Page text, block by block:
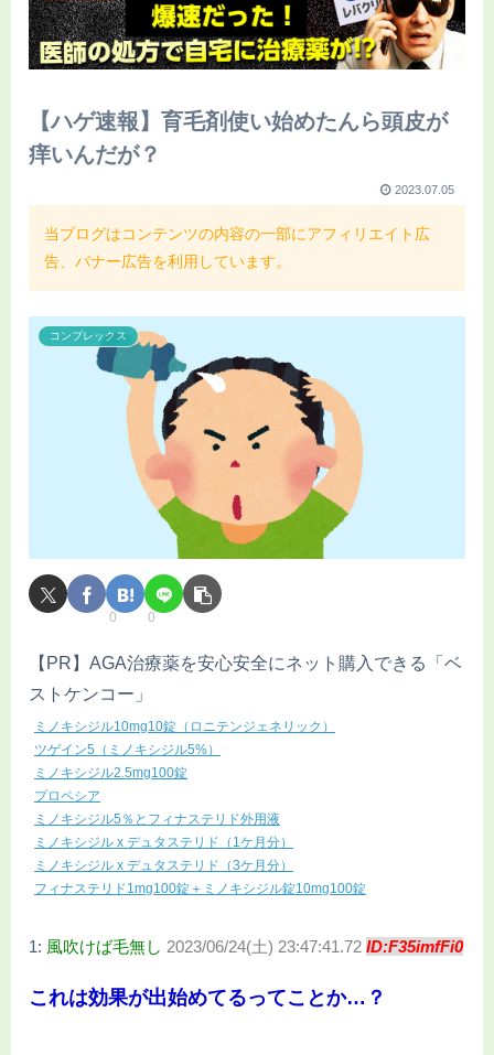
【ハゲ速報】育毛剤使い始めたんら頭皮が
痒いんだが？
2023.07.05
当ブログはコンテンツの内容の一部にアフィリエイト広
告、バナー広告を利用しています。
コンプレックス
0 0
【PR】AGA治療薬を安心安全にネット購入できる「ベ
ストケンコー」
ミノキシジル10mg10錠（ロニテンジェネリック）
ツゲイン5（ミノキシジル5%）
ミノキシジル2.5mg100錠
プロペシア
ミノキシジル5％とフィナステリド外用液
ミノキシジル x デュタステリド（1ケ月分）
ミノキシジル x デュタステリド（3ケ月分）
フィナステリド1mg100錠＋ミノキシジル錠10mg100錠
1: 風吹けば毛無し 2023/06/24(土) 23:47:41.72 ID:F35imfFi0
これは効果が出始めてるってことか…？